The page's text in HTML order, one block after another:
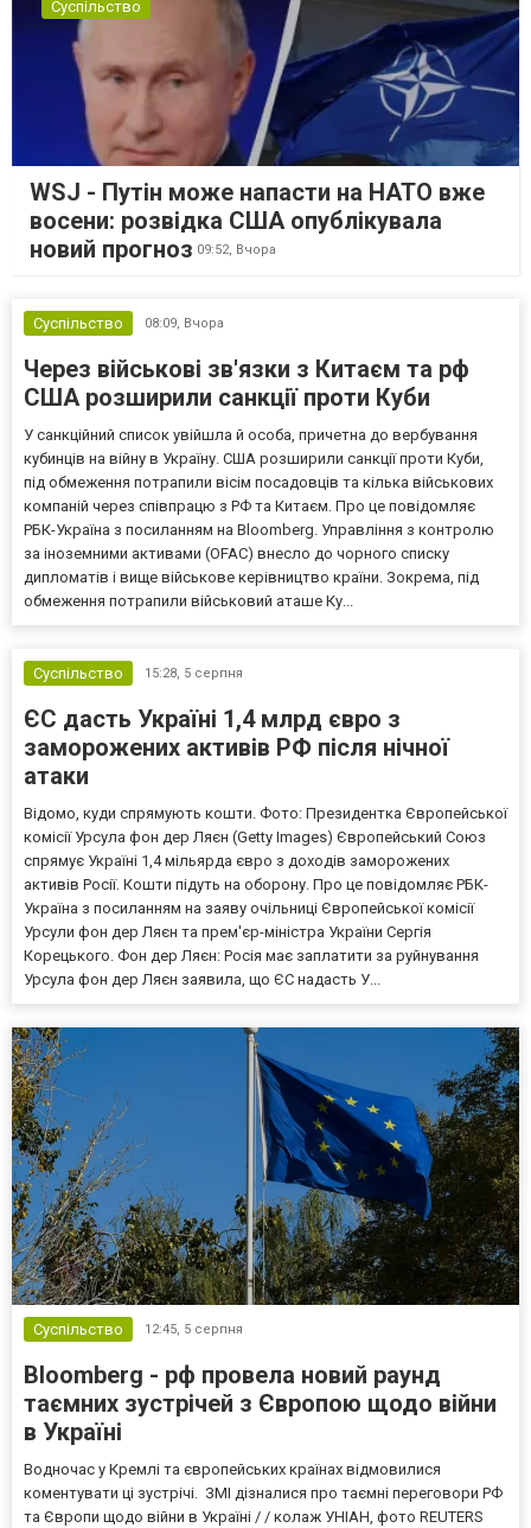
Суспільство
WSJ - Путін може напасти на НАТО вже
восени: розвідка США опублікувала
новий прогноз 09:52, Вчора
Суспільство 08:09, Вчора
Через військові зв'язки з Китаєм та рф
США розширили санкції проти Куби
У санкційний список увійшла й особа, причетна до вербування
кубинців на війну в Україну. США розширили санкції проти Куби,
під обмеження потрапили вісім посадовців та кілька військових
компаній через співпрацю з РФ та Китаєм. Про це повідомляє
РБК-Україна з посиланням на Bloomberg. Управління з контролю
за іноземними активами (OFAC) внесло до чорного списку
дипломатів і вище військове керівництво країни. Зокрема, під
обмеження потрапили військовий аташе Ку...
Суспільство 15:28, 5 серпня
ЄС дасть Україні 1,4 млрд євро з
заморожених активів РФ після нічної
атаки
Відомо, куди спрямують кошти. Фото: Президентка Європейської
комісії Урсула фон дер Ляєн (Getty Images) Європейський Союз
спрямує Україні 1,4 мільярда євро з доходів заморожених
активів Росії. Кошти підуть на оборону. Про це повідомляє РБК-
Україна з посиланням на заяву очільниці Європейської комісії
Урсули фон дер Ляєн та прем'єр-міністра України Сергія
Корецького. Фон дер Ляєн: Росія має заплатити за руйнування
Урсула фон дер Ляєн заявила, що ЄС надасть У...
Суспільство 12:45, 5 серпня
Bloomberg - рф провела новий раунд
таємних зустрічей з Європою щодо війни
в Україні
Водночас у Кремлі та європейських країнах відмовилися
коментувати ці зустрічі. ЗМІ дізналися про таємні переговори РФ
та Європи щодо війни в Україні / / колаж УНІАН, фото REUTERS